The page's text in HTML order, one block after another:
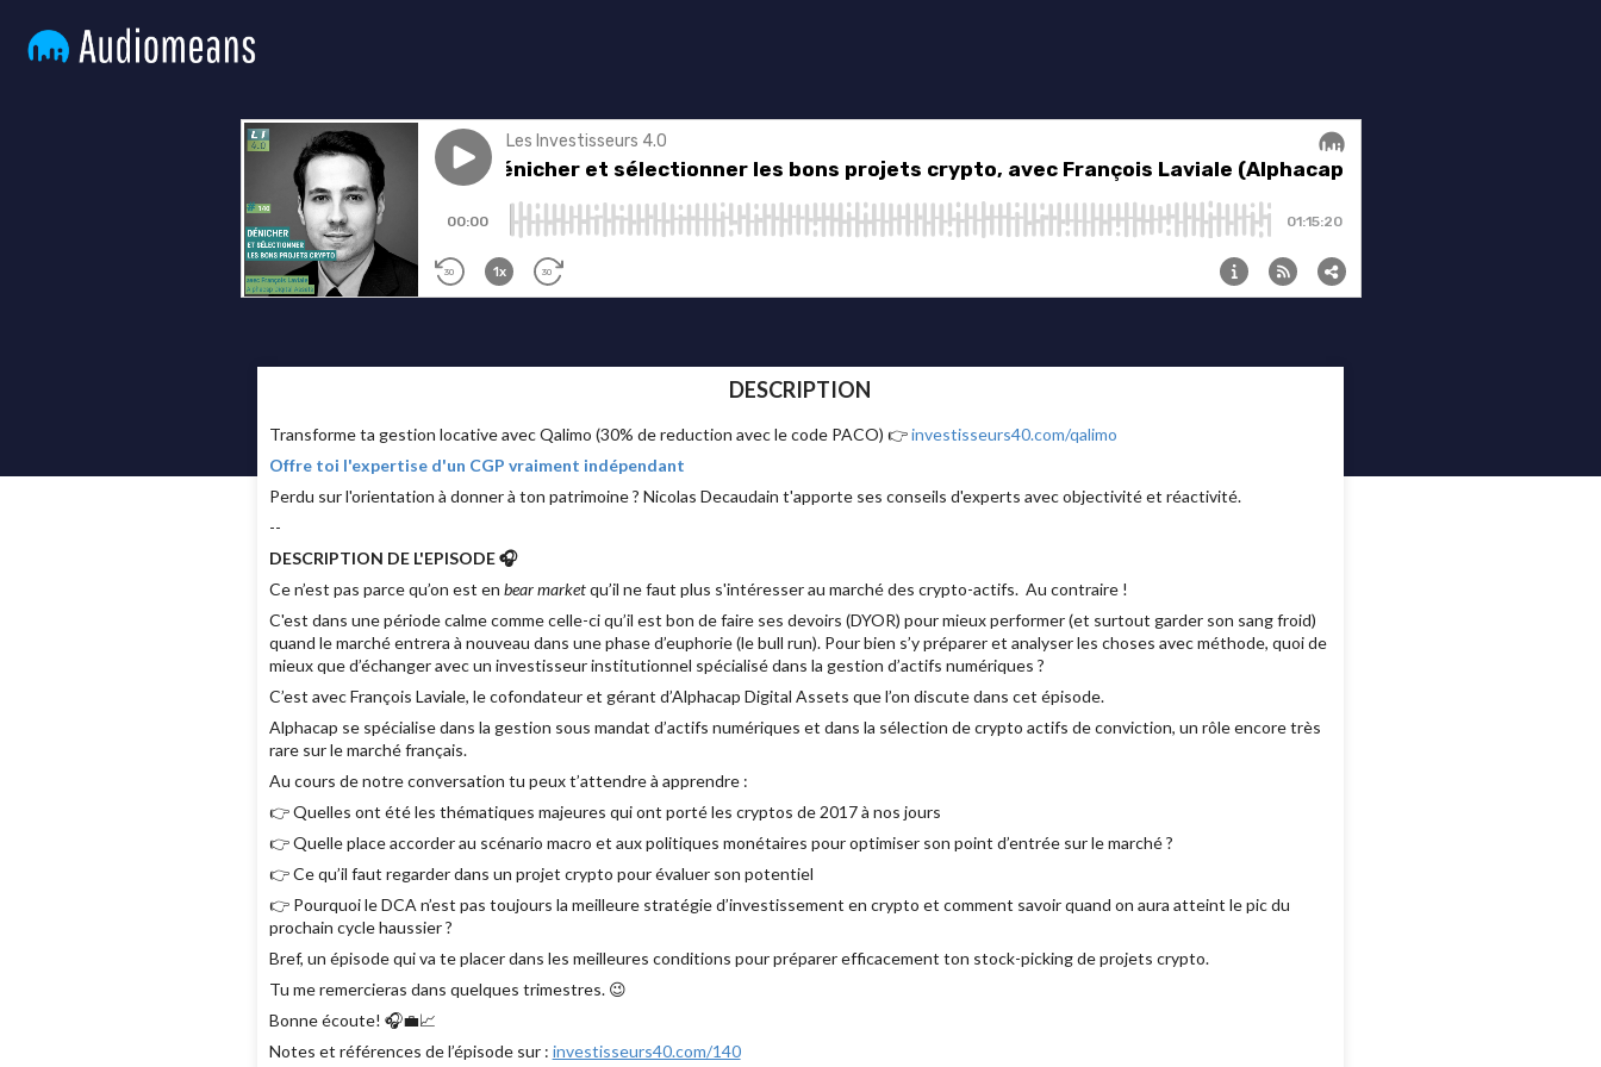
DESCRIPTION
Transforme ta gestion locative avec Qalimo (30% de reduction avec le code PACO) 👉investisseurs40.com/qalimo
Offre toi l'expertise d'un CGP vraiment indépendant
Perdu sur l'orientation à donner à ton patrimoine ? Nicolas Decaudain t'apporte ses conseils d'experts avec objectivité et réactivité.
--
DESCRIPTION DE L'EPISODE 🎧
Ce n’est pas parce qu’on est en bear marketqu’il ne faut plus s'intéresser au marché des crypto-actifs. Au contraire !
C'est dans une période calme comme celle-ci qu’il est bon de faire ses devoirs (DYOR) pour mieux performer (et surtout garder son sang froid)
quand le marché entrera à nouveau dans une phase d’euphorie (le bull run). Pour bien s’y préparer et analyser les choses avec méthode, quoi de
mieux que d’échanger avec un investisseur institutionnel spécialisé dans la gestion d’actifs numériques ?
C’est avec François Laviale, le cofondateur et gérant d’Alphacap Digital Assets que l’on discute dans cet épisode.
Alphacap se spécialise dans la gestion sous mandat d’actifs numériques et dans la sélection de crypto actifs de conviction, un rôle encore très
rare sur le marché français.
Au cours de notre conversation tu peux t’attendre à apprendre :
👉 Quelles ont été les thématiques majeures qui ont porté les cryptos de 2017 à nos jours
👉 Quelle place accorder au scénario macro et aux politiques monétaires pour optimiser son point d’entrée sur le marché ?
👉 Ce qu’il faut regarder dans un projet crypto pour évaluer son potentiel
👉 Pourquoi le DCA n’est pas toujours la meilleure stratégie d’investissement en crypto et comment savoir quand on aura atteint le pic du
prochain cycle haussier ?
Bref, un épisode qui va te placer dans les meilleures conditions pour préparer efficacement ton stock-picking de projets crypto.
Tu me remercieras dans quelques trimestres. 😉
Bonne écoute! 🎧💼📈
Notes et références de l’épisode sur : investisseurs40.com/140